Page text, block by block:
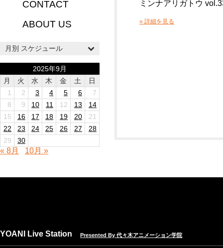
CONTACT
ABOUT US
月別 スケジュール
2025年9月
月
火 水 木 金 土
日
1
2 3 4 5 6
7
8
9 10 11 12 13
14
15
16 17 18 19 20
21
22
23 24 25 26 27
28
29
30
« 8月 10月 »
ミンナアリガトウ
» 詳細を見る
YOANI Live Station Presented By 代々木アニメーション学院